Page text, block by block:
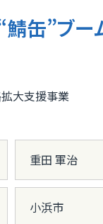
鯖缶”ブ
大支援事業
重田 軍治
小浜市